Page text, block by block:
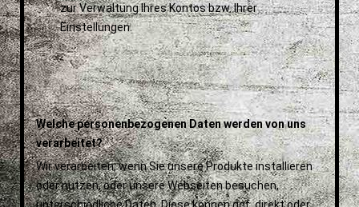
zur Verwaltung Ihres Kontos bzw. Ihrer
Einstellungen.
Welche personenbezogenen Daten werden von uns
verarbeitet?
Wir verarbeiten, wenn Sie unsere Produkte installieren
oder nutzen, oder unsere Webseiten besuchen,